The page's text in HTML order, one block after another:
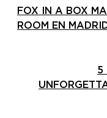
FOX IN A BOX
ROOM EN
5